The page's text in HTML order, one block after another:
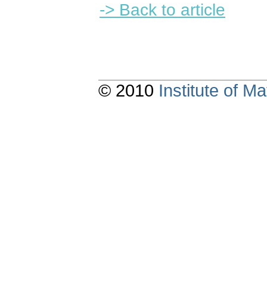
-> Back to article
© 2010 Institute of